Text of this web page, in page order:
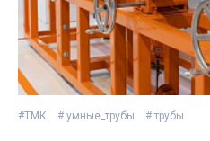
#ТМК # умные_трубы # трубы